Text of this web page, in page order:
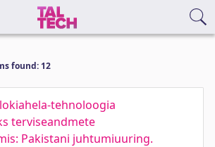
found: 12
tehnoloogia
terviseandmete
Pakistani juhtumiuuring.